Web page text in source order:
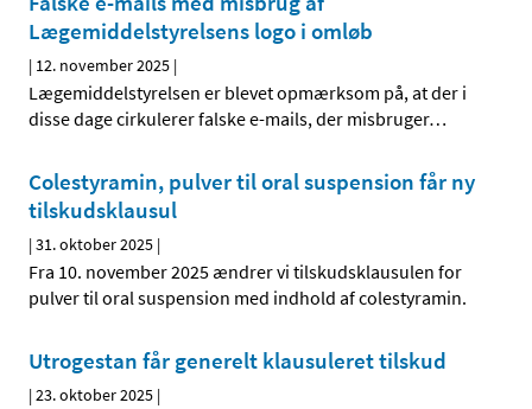
Lægemiddelstyrelsens logo i omløb
| 12. november 2025 |
Lægemiddelstyrelsen er blevet opmærksom på, at der i
disse dage cirkulerer falske e-mails, der misbruger…
Colestyramin, pulver til oral suspension får ny
tilskudsklausul
|31. oktober 2025 |
Fra 10. november 2025 ændrer vi tilskudsklausulen for
pulver til oral suspension med indhold af colestyramin.
Utrogestan får generelt klausuleret tilskud
|23. oktober 2025 |